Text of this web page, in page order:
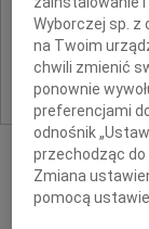
Wyborczej sp. z
na Twoim
chwili zmienić
ponownie
preferencjami
odnośnik
przechodząc do
Zmiana
pomocą